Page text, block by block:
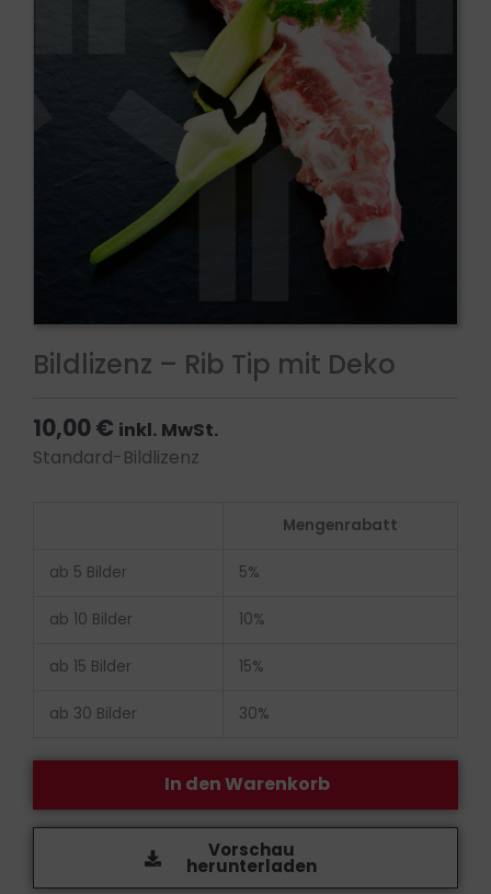
Bildlizenz – Rib Tip mit Deko
10,00€ inkl. MwSt.
Standard-Bildlizenz
Mengenrabatt
ab 5 Bilder 5%
ab 10 Bilder 10%
ab 15 Bilder 15%
ab 30 Bilder 30%
Rib
mit
Menge
In den Warenkorb
Vorschau
herunterladen